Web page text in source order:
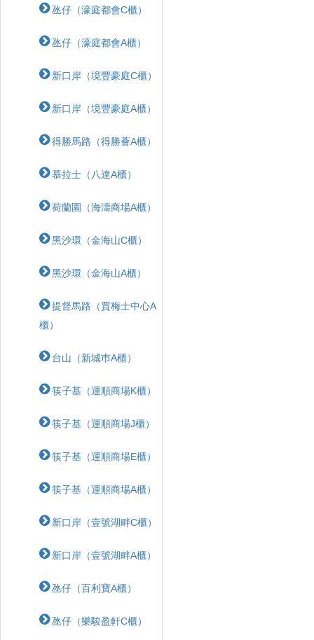
氹仔（濠庭都會C櫃）
氹仔（濠庭都會A櫃）
新口岸（境豐豪庭C櫃）
新口岸（境豐豪庭A櫃）
得勝馬路（得勝薈A櫃）
慕拉士（八達A櫃）
荷蘭園（海濤商場A櫃）
黑沙環（金海山C櫃）
黑沙環（金海山A櫃）
提督馬路（賈梅士中心A
櫃）
台山（新城巿A櫃）
筷子基（運順商場K櫃）
筷子基（運順商場J櫃）
筷子基（運順商場E櫃）
筷子基（運順商場A櫃）
新口岸（壹號湖畔C櫃）
新口岸（壹號湖畔A櫃）
氹仔（百利寶A櫃）
氹仔（樂駿盈軒C櫃）